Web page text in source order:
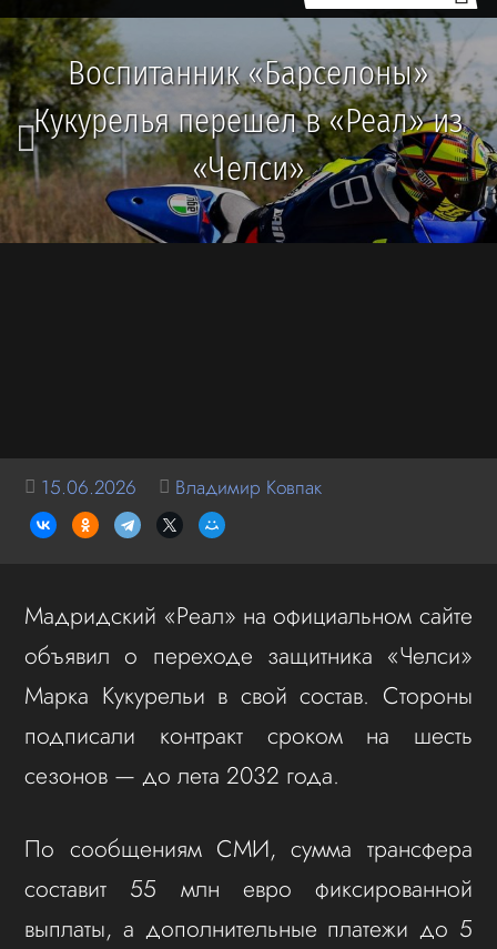
Воспитанник «Барселоны»
Кукурелья перешел в «Реал» из
«Челси»
15.06.2026 Владимир Ковпак
Мадридский «Реал» на официальном сайте
объявил о переходе защитника «Челси»
Марка Кукурельи в свой состав. Стороны
подписали контракт сроком на шесть
сезонов — до лета 2032 года.
По сообщениям СМИ, сумма трансфера
составит 55 млн евро фиксированной
выплаты, а дополнительные платежи до 5